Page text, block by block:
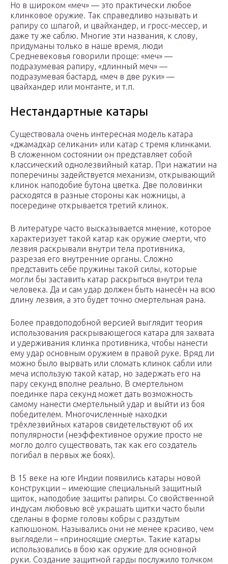
Но в широком «меч» — это практически любое
клинковое оружие. Так справедливо называть и
рапиру со шпагой, и цвайхандер, и гросс-мессер, и
даже ту же саблю. Многие эти названия, к слову,
придуманы только в наше время, люди
Средневековья говорили проще: «меч» —
подразумевая рапиру, «длинный меч» —
подразумевая бастард, «меч в две руки» —
цвайхандер или монтанте, и т.п.
Нестандартные катары
Существовала очень интересная модель катара
«джамадхар селикани» или катар с тремя клинками.
В сложенном состоянии он представляет собой
классический однолезвийный катар. При нажатии на
поперечины задействуется механизм, открывающий
клинок наподобие бутона цветка. Две половинки
расходятся в разные стороны как ножницы, а
посередине открывается третий клинок.
В литературе часто высказывается мнение, которое
характеризует такой катар как оружие смерти, что
лезвия раскрывали внутри тела противника,
разрезая его внутренние органы. Сложно
представить себе пружины такой силы, которые
могли бы заставить катар раскрыться внутри тела
человека. Да и сам удар должен быть нанесён на всю
длину лезвия, а это будет точно смертельная рана.
Более правдоподобной версией выглядит теория
использования раскрывающегося катара для захвата
и удерживания клинка противника, чтобы нанести
ему удар основным оружием в правой руке. Вряд ли
можно было вырвать или сломать клинок сабли или
меча использую такой катар, но задержать его на
пару секунд вполне реально. В смертельном
поединке пара секунд может дать возможность
самому нанести смертельный удар и выйти из боя
победителем. Многочисленные находки
трёхлезвийных катаров свидетельствуют об их
популярности (неэффективное оружие просто не
могло долго существовать, так как его создатель
погибал в первых же боях).
В 15 веке на юге Индии появились катары новой
конструкции – имеющие специальный защитный
щиток, наподобие защиты рапиры. Со свойственной
индусам любовью всё украшать щитки часто были
сделаны в форме головы кобры с раздутым
капюшоном. Назывались они не менее красиво, чем
выглядели – «приносящие смерть». Такие катары
использовались в бою как оружие для основной
руки. Создание защитной гарды послужило толчком